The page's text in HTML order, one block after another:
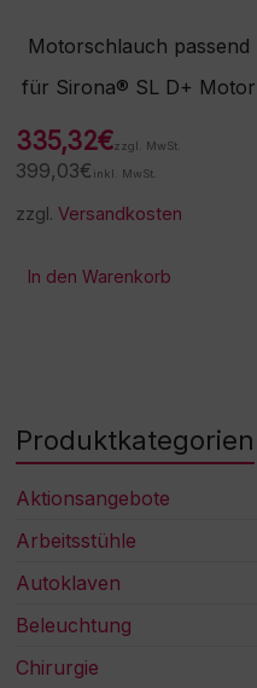
Motorschlauch passend
für Sirona® SL D+ Motor
335,32€zzgl. MwSt.
399,03€ inkl. MwSt.
zzgl.Versandkosten
In den Warenkorb
Produktkategorien
Aktionsangebote
Arbeitsstühle
Autoklaven
Beleuchtung
Chirurgie